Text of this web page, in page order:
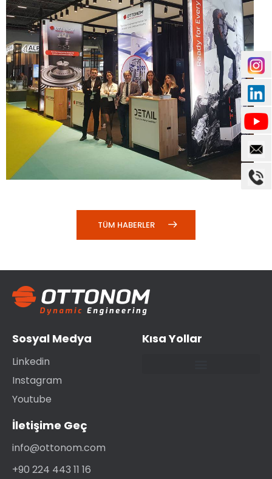
TÜM HABERLER
Sosyal Medya
Linkedin
Instagram
Youtube
Kısa Yollar
İletişime Geç
info@ottonom.com
+90 224 443 11 16